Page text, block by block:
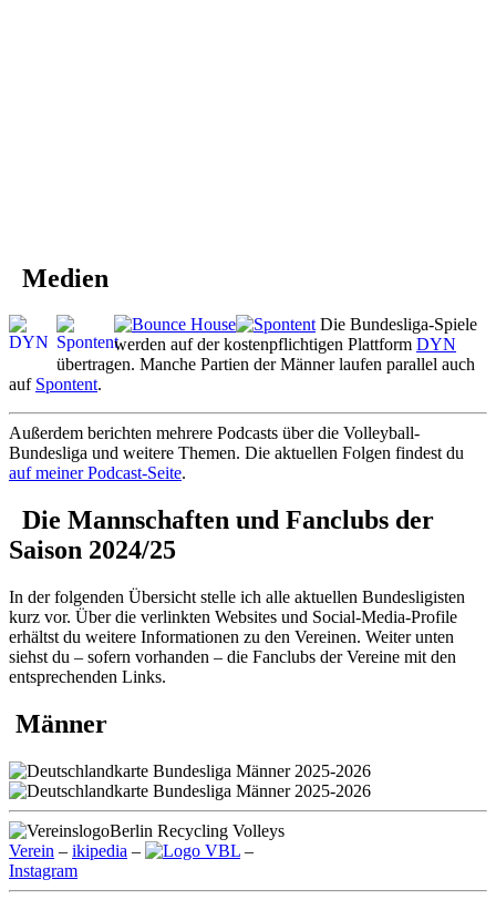
Medien
Die Bundesliga-Spiele
werden auf der kostenpflichtigen PlattformDYN
übertragen. Manche Partien der Männer laufen parallel auch
auf Spontent.
Außerdem berichten mehrere Podcasts über die Volleyball-
Bundesliga und weitere Themen. Die aktuellen Folgen findest du
auf meiner Podcast-Seite.
Die Mannschaften und Fanclubs der
Saison 2024/25
In der folgenden Übersicht stelle ich alle aktuellen Bundesligisten
kurz vor. Über die verlinkten Websites und Social-Media-Profile
erhältst du weitere Informationen zu den Vereinen. Weiter unten
siehst du – sofern vorhanden – die Fanclubs der Vereine mit den
entsprechenden Links.
Männer
Berlin Recycling Volleys
Verein – ikipedia – VBL –
Instagram